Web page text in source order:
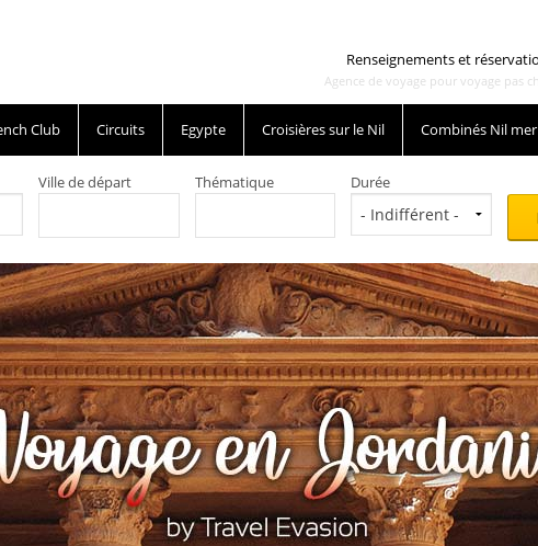
Renseignements et
Agence de voyage pour voyage pas
Club Circuits Egypte Croisières sur le Nil Combinés Nil
Ville de départ Thématique Durée
le Wadi Rum une expérience inoubliable